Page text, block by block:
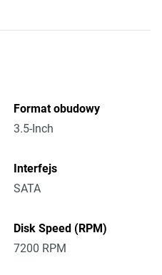
Format obudowy
3.5-Inch
Interfejs
SATA
Disk Speed (RPM)
7200 RPM